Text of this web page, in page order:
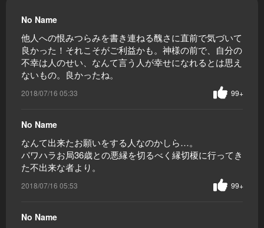
No Name
他人への恨みつらみを書き連ねる醜さに直前で気づいて
良かった！それこそがご利益かも。神様の前で、自分の
不幸は人のせい、なんて言う人が幸せになれるとは思え
ないもの。良かったね。
2018/07/16 05:33 99+
No Name
なんて出来たお願いをする人なのかしら…。
パワハラお局36歳との悪縁を切るべく縁切榎に行ってき
た不出来な者より。
2018/07/16 05:53 99+
No Name